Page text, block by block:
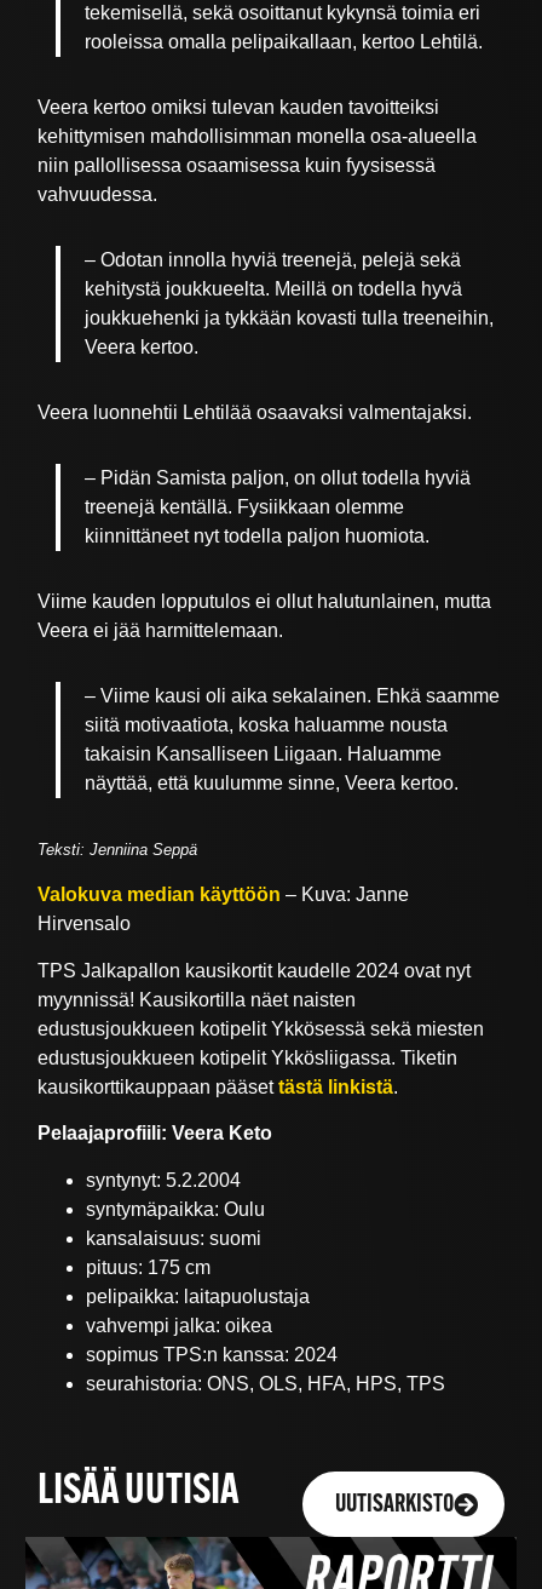
tekemisellä, sekä osoittanut kykynsä toimia eri
rooleissa omalla pelipaikallaan, kertoo Lehtilä.
Veera kertoo omiksi tulevan kauden tavoitteiksi
kehittymisen mahdollisimman monella osa-alueella
niin pallollisessa osaamisessa kuin fyysisessä
vahvuudessa.
– Odotan innolla hyviä treenejä, pelejä sekä
kehitystä joukkueelta. Meillä on todella hyvä
joukkuehenki ja tykkään kovasti tulla treeneihin,
Veera kertoo.
Veera luonnehtii Lehtilää osaavaksi valmentajaksi.
– Pidän Samista paljon, on ollut todella hyviä
treenejä kentällä. Fysiikkaan olemme
kiinnittäneet nyt todella paljon huomiota.
Viime kauden lopputulos ei ollut halutunlainen, mutta
Veera ei jää harmittelemaan.
– Viime kausi oli aika sekalainen. Ehkä saamme
siitä motivaatiota, koska haluamme nousta
takaisin Kansalliseen Liigaan. Haluamme
näyttää, että kuulumme sinne, Veera kertoo.
Teksti: Jenniina Seppä
Valokuva median käyttöön – Kuva: Janne
Hirvensalo
TPS Jalkapallon kausikortit kaudelle 2024 ovat nyt
myynnissä! Kausikortilla näet naisten
edustusjoukkueen kotipelit Ykkösessä sekä miesten
edustusjoukkueen kotipelit Ykkösliigassa. Tiketin
kausikorttikauppaan pääsettästä linkistä.
Pelaajaprofiili: Veera Keto
syntynyt: 5.2.2004
syntymäpaikka: Oulu
kansalaisuus: suomi
pituus: 175 cm
pelipaikka: laitapuolustaja
vahvempi jalka: oikea
sopimus TPS:n kanssa: 2024
seurahistoria: ONS, OLS, HFA, HPS, TPS
LISÄÄ UUTISIA UUTISARKISTO